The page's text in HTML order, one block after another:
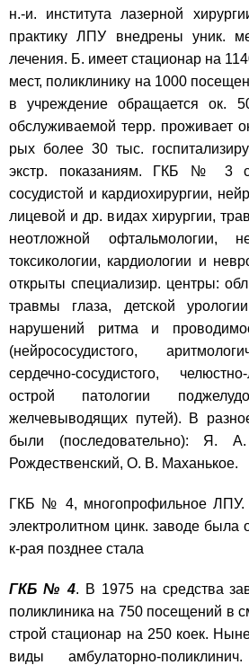
н.-и. института лазерной
практику ЛПУ внедрены уник.
лечения. Б. имеет стационар на
мест, поликлинику на 1000
в учреждение обращается ок.
обслуживаемой терр. проживает
рых более 30 тыс.
экстр. показаниям. ГКБ № 3
сосудистой и кардиохирургии,
лицевой и др. видах хирургии,
неотложной офтальмологии,
токсикологии, кардиологии и
открыты специализир. центры:
травмы глаза, детской
нарушений ритма и
(нейрососудистого,
сердечно-сосудистого,
острой патологии
желчевыводящих путей). В
были (последовательно): Я.
Рождественский, О. В. Маханькое.
ГКБ № 4, многопрофильное ЛПУ.
электролитном цинк. заводе была
к-рая позднее стала
ГКБ № 4. В 1975 на средства
поликлиника на 750 посещений в
строй стационар на 250 коек.
виды амбулаторно-